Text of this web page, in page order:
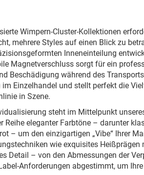
Wimpern-Cluster-Kollektionen
mehrere Styles auf einen Blick zu
Inneneinteilung
Magnetverschluss sorgt für ein
Beschädigung während des
im Einzelhandel und stellt perfekt die
in Szene.
steht im Mittelpunkt
Reihe eleganter Farbtöne – darunter
– um den einzigartigen „Vibe“ Ihrer
wie exquisites
Detail – von den Abmessungen der
Anforderungen abgestimmt, um